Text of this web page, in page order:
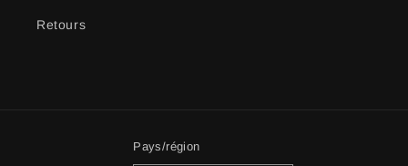
Retours
Pays/région